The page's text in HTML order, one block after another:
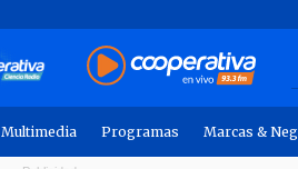
Multimedia Programas Marcas &